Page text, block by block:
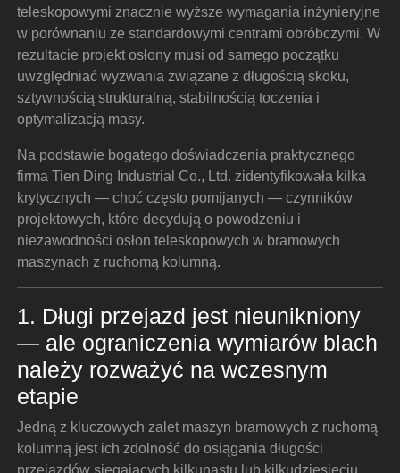
teleskopowymi znacznie wyższe wymagania inżynieryjne
w porównaniu ze standardowymi centrami obróbczymi. W
rezultacie projekt osłony musi od samego początku
uwzględniać wyzwania związane z długością skoku,
sztywnością strukturalną, stabilnością toczenia i
optymalizacją masy.
Na podstawie bogatego doświadczenia praktycznego
firma Tien Ding Industrial Co., Ltd. zidentyfikowała kilka
krytycznych — choć często pomijanych — czynników
projektowych, które decydują o powodzeniu i
niezawodności osłon teleskopowych w bramowych
maszynach z ruchomą kolumną.
1. Długi przejazd jest nieunikniony
— ale ograniczenia wymiarów blach
należy rozważyć na wczesnym
etapie
Jedną z kluczowych zalet maszyn bramowych z ruchomą
kolumną jest ich zdolność do osiągania długości